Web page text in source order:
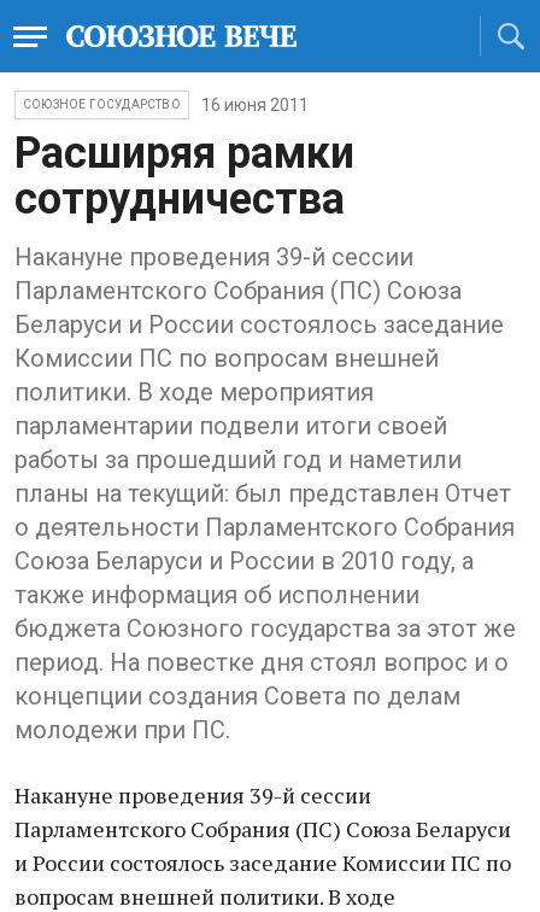
СОЮЗНОЕ ГОСУДАРСТВО 16 июня 2011
Расширяя рамки
сотрудничества
Накануне проведения 39-й сессии
Парламентского Собрания (ПС) Союза
Беларуси и России состоялось заседание
Комиссии ПС по вопросам внешней
политики. В ходе мероприятия
парламентарии подвели итоги своей
работы за прошедший год и наметили
планы на текущий: был представлен Отчет
о деятельности Парламентского Собрания
Союза Беларуси и России в 2010 году, а
также информация об исполнении
бюджета Союзного государства за этот же
период. На повестке дня стоял вопрос и о
концепции создания Совета по делам
молодежи при ПС.
Накануне проведения 39-й сессии
Парламентского Собрания (ПС) Союза Беларуси
и России состоялось заседание Комиссии ПС по
вопросам внешней политики. В ходе